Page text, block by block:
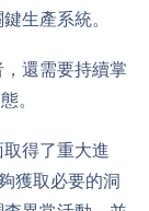
生產系統。
還需要持續掌
。
取得了重大進
獲取必要的洞